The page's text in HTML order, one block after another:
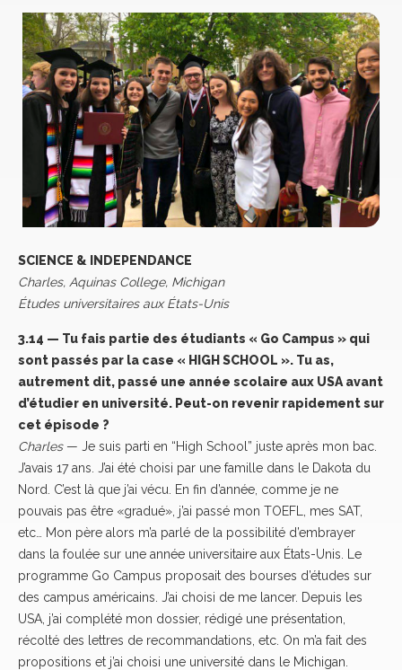
SCIENCE & INDEPENDANCE
Charles, Aquinas College, Michigan
Études universitaires aux États-Unis
3.14 — Tu fais partie des étudiants « Go Campus » qui
sont passés par la case « HIGH SCHOOL ». Tu as,
autrement dit, passé une année scolaire aux USA avant
d’étudier en université. Peut-on revenir rapidement sur
cet épisode ?
Charles — Je suis parti en “High School” juste après mon bac.
J’avais 17 ans. J’ai été choisi par une famille dans le Dakota du
Nord. C’est là que j’ai vécu. En fin d’année, comme je ne
pouvais pas être «gradué», j’ai passé mon TOEFL, mes SAT,
etc… Mon père alors m’a parlé de la possibilité d’embrayer
dans la foulée sur une année universitaire aux États-Unis. Le
programme Go Campus proposait des bourses d’études sur
des campus américains. J’ai choisi de me lancer. Depuis les
USA, j’ai complété mon dossier, rédigé une présentation,
récolté des lettres de recommandations, etc. On m’a fait des
propositions et j’ai choisi une université dans le Michigan.